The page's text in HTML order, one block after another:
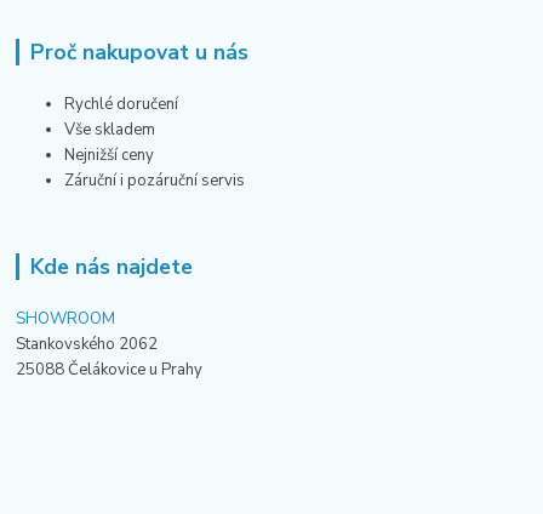
Proč nakupovat u nás
Rychlé doručení
Vše skladem
Nejnižší ceny
Záruční i pozáruční servis
Kde nás najdete
SHOWROOM
Stankovského 2062
25088 Čelákovice u Prahy